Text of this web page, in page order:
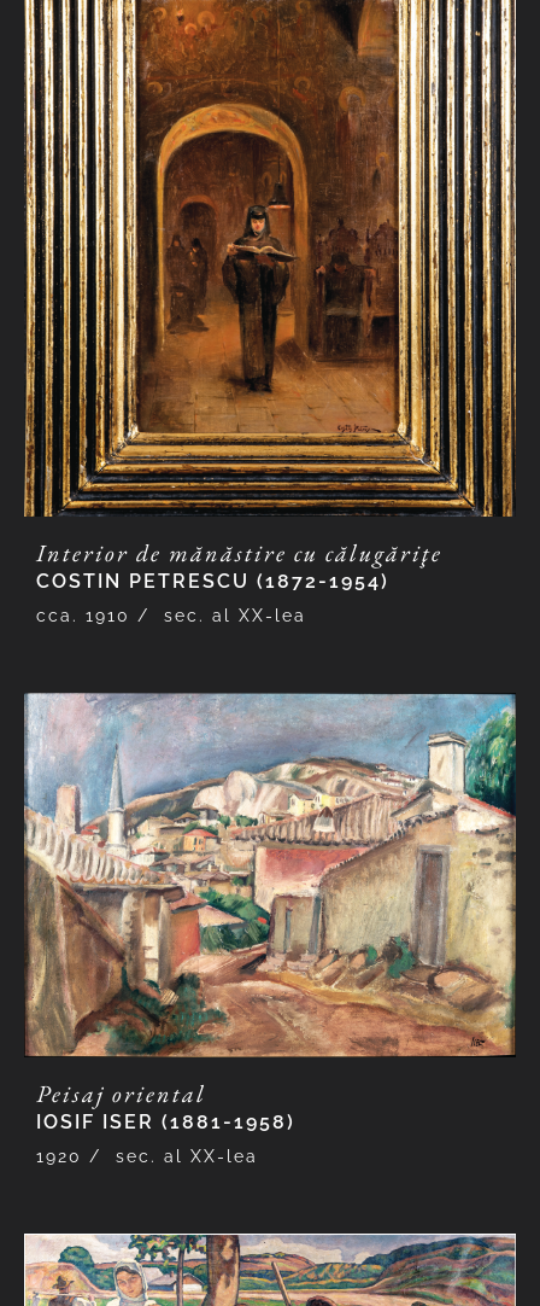
Interior de mănăstire cu călugăriţe
COSTIN PETRESCU (1872-1954)
cca. 1910 / sec. al XX-lea
Peisaj oriental
IOSIF ISER (1881-1958)
1920 / sec. al XX-lea